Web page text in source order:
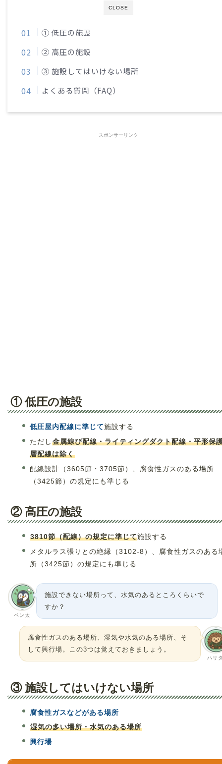
CLOSE
① 低圧の施設
② 高圧の施設
③ 施設してはいけない場所
よくある質問（FAQ）
スポンサーリンク
① 低圧の施設
低圧屋内配線に準じて施設する
ただし 金属線ぴ配線・ライティングダクト配線・平形保
層配線は除く
配線設計（3605節・3705節）、腐食性ガスのある場所
（3425節）の規定にも準じる
② 高圧の施設
3810節（配線）の規定に準じて施設する
メタルラス張りとの絶縁（3102-8）、腐食性ガスのある
所（3425節）の規定にも準じる
ペン太
施設できない場所って、水気のあるところくらいで
すか？
ハリ
腐食性ガスのある場所、湿気や水気のある場所、そ
して興行場。この3つは覚えておきましょう。
③ 施設してはいけない場所
腐食性ガスなどがある場所
湿気の多い場所・水気のある場所
興行場